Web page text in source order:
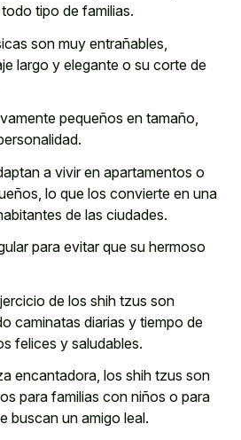
tipo de familias.
son muy entrañables,
largo y elegante o su corte de
pequeños en tamaño,
a vivir en apartamentos o
lo que los convierte en una
de las ciudades.
para evitar que su hermoso
de los shih tzus son
caminatas diarias y tiempo de
felices y saludables.
encantadora, los shih tzus son
para familias con niños o para
buscan un amigo leal.